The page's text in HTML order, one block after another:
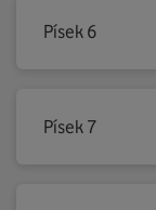
Písek 6
Písek 7